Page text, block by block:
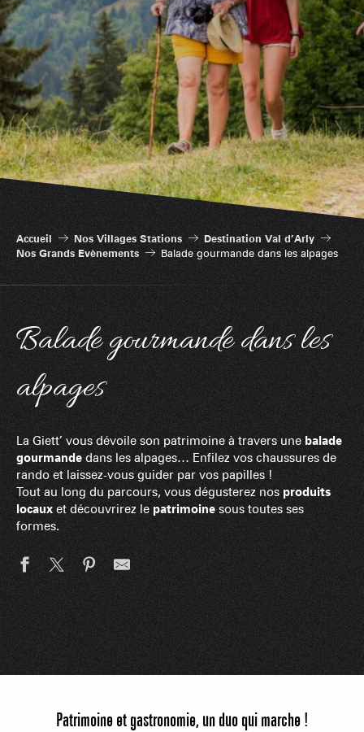
Accueil Nos Villages Stations
Destination Val d’Arly
Nos Grands Evènements
Balade gourmande dans les alpages
Balade gourmande dans les
alpages
La Giett’ vous dévoile son patrimoine à travers une balade
gourmande dans les alpages… Enfilez vos chaussures de
rando et laissez-vous guider par vos papilles !
Tout au long du parcours, vous dégusterez nos produits
locaux et découvrirez le patrimoine sous toutes ses
formes.
Patrimoine et gastronomie, un duo qui marche !